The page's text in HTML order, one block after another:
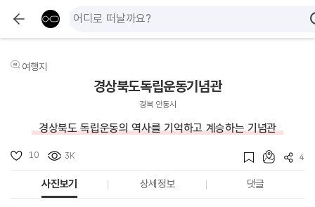
여행지
경상북도독립운동기념관
경북 안동시
경상북도 독립운동의 역사를 기억하고 계승하는 기념관
10 3K 4
사진보기 상세정보 댓글